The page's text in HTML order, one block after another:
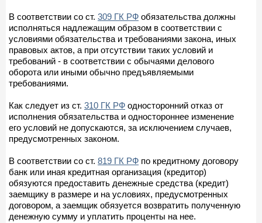
В соответствии со ст. 309 ГК РФ обязательства должны
исполняться надлежащим образом в соответствии с
условиями обязательства и требованиями закона, иных
правовых актов, а при отсутствии таких условий и
требований - в соответствии с обычаями делового
оборота или иными обычно предъявляемыми
требованиями.
Как следует из ст. 310 ГК РФ односторонний отказ от
исполнения обязательства и одностороннее изменение
его условий не допускаются, за исключением случаев,
предусмотренных законом.
В соответствии со ст. 819 ГК РФ по кредитному договору
банк или иная кредитная организация (кредитор)
обязуются предоставить денежные средства (кредит)
заемщику в размере и на условиях, предусмотренных
договором, а заемщик обязуется возвратить полученную
денежную сумму и уплатить проценты на нее.